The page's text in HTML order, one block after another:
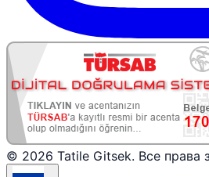
© 2026 Tatile Gitsek. Все права